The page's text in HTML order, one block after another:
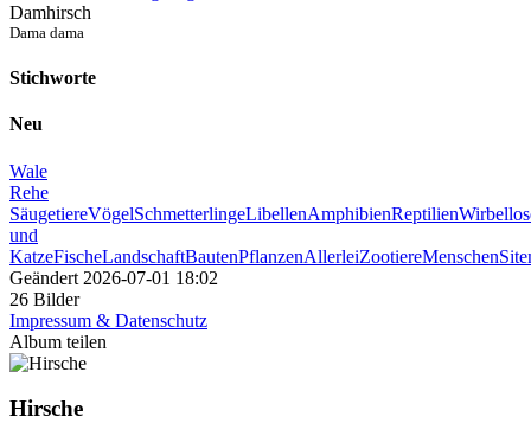
Damhirsch
Dama dama
Stichworte
Neu
Wale
Rehe
SäugetiereVögelSchmetterlingeLibellenAmphibienReptilien
und
KatzeFischeLandschaftBautenPflanzenAllerleiZootiereMenschen
Geändert 2026-07-01 18:02
26 Bilder
Impressum & Datenschutz
Album teilen
Hirsche